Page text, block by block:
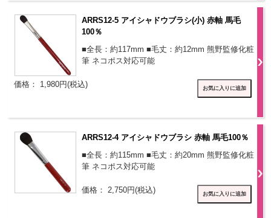
ARRS12-5 アイシャドウブラシ(小) 赤軸 馬毛
100％
■全長：約117mm ■毛丈：約12mm 熊野監修化粧
筆 ネコポス対応可能
価格： 1,980円(税込)
ARRS12-4 アイシャドウブラシ 赤軸 馬毛100％
■全長：約115mm ■毛丈：約20mm 熊野監修化粧
筆 ネコポス対応可能
価格： 2,750円(税込)